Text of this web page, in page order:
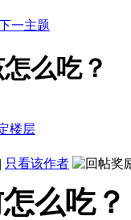
么吃？
| 只看该作者
吃？